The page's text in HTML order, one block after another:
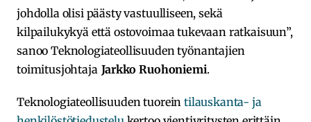
johdolla olisi päästy vastuulliseen, sekä
kilpailukykyä että ostovoimaa tukevaan ratkaisuun”,
sanoo Teknologiateollisuuden työnantajien
toimitusjohtaja Jarkko Ruohoniemi.
Teknologiateollisuuden tuoreintilauskanta- ja